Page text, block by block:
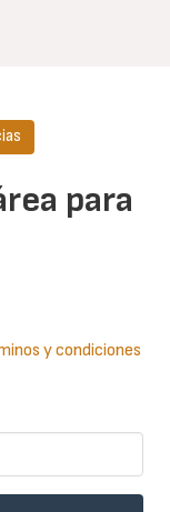
para
y condiciones